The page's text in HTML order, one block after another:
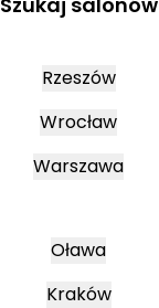
Rzeszów
Wrocław
Warszawa
Oława
Kraków